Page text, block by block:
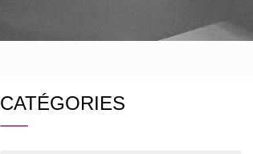
CATÉGORIES